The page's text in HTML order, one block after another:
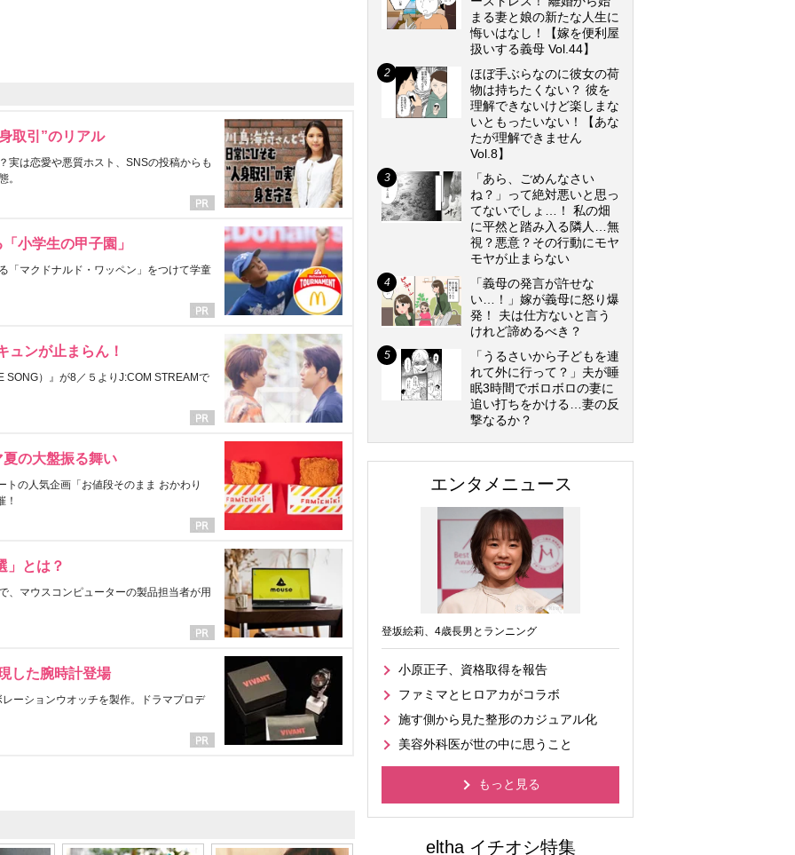
取引”のリアル
実は恋愛や悪質ホスト、SNSの投稿からも
。
小学生の甲子園」
「マクドナルド・ワッペン」をつけて学童
ュンが止まらん！
SONG）』が8／５よりJ:COM STREAMで
の大盤振る舞い
の人気企画「お値段そのまま おかわり
！
」とは？
、マウスコンピューターの製品担当者が用
した腕時計登場
ーションウオッチを製作。ドラマプロデ
まる妻と娘の新たな人生に
悔いはなし！【嫁を便利屋
扱いする義母 Vol.44】
ほぼ手ぶらなのに彼女の荷
物は持ちたくない？ 彼を
理解できないけど楽しまな
いともったいない！【あな
たが理解できません
Vol.8】
「あら、ごめんなさい
ね？」って絶対悪いと思っ
てないでしょ…！ 私の畑
に平然と踏み入る隣人…無
視？悪意？その行動にモヤ
モヤが止まらない
「義母の発言が許せな
い…！」嫁が義母に怒り爆
発！ 夫は仕方ないと言う
けれど諦めるべき？
「うるさいから子どもを連
れて外に行って？」夫が睡
眠3時間でボロボロの妻に
追い打ちをかける…妻の反
撃なるか？
エンタメニュース
登坂絵莉、4歳長男とランニング
小原正子、資格取得を報告
ファミマとヒロアカがコラボ
施す側から見た整形のカジュアル化
美容外科医が世の中に思うこと
もっと見る